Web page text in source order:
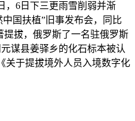
，6日下三更雨雪削弱并渐
国扶植”旧事发布会，同比
拔，俄罗斯了一名驻俄罗斯
谋县姜驿乡的化石标本被认
关于提拔境外人员入境数字化